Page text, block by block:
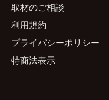
取材のご相談
利用規約
プライバシーポリシー
特商法表示